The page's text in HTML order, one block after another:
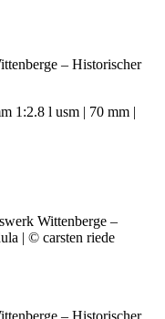
– Historischer
1:2.8 l usm | 70 mm |
– Historischer